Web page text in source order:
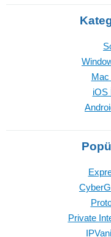
Mac
iOS
Private